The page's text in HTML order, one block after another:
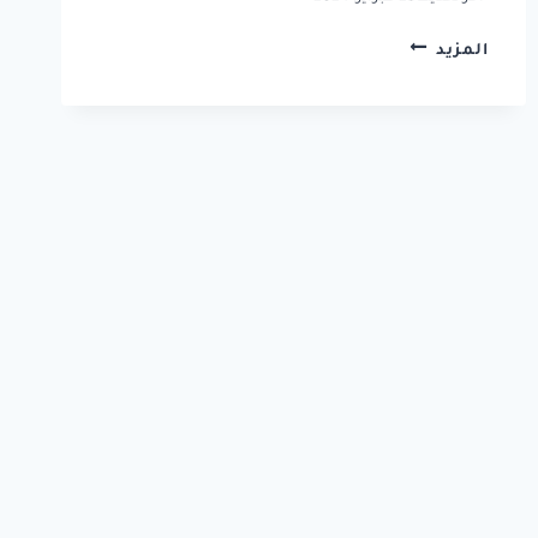
المزيد شركه